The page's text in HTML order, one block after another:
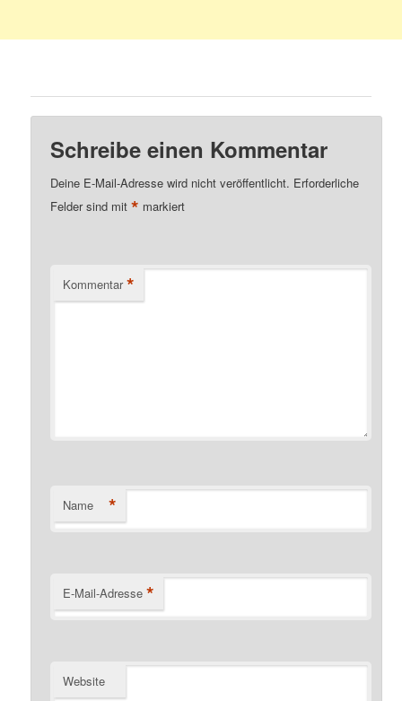
Schreibe einen Kommentar
Deine E-Mail-Adresse wird nicht veröffentlicht. Erforderliche
Felder sind mit* markiert
Kommentar *
Name *
E-Mail-Adresse *
Website